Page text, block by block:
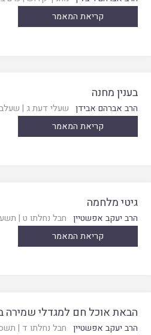
קריאת המאמר
בענין מחנה
הרב אברהם אבידן שעלי דעת ג |
קריאת המאמר
גיטי מלחמה
הרב יעקב אפשטיין חבל נחלתו ט | תשע
קריאת המאמר
הבאת אוכל חם למגדלי שמירה
הרב יעקב אפשטיין חבל נחלתו ד |